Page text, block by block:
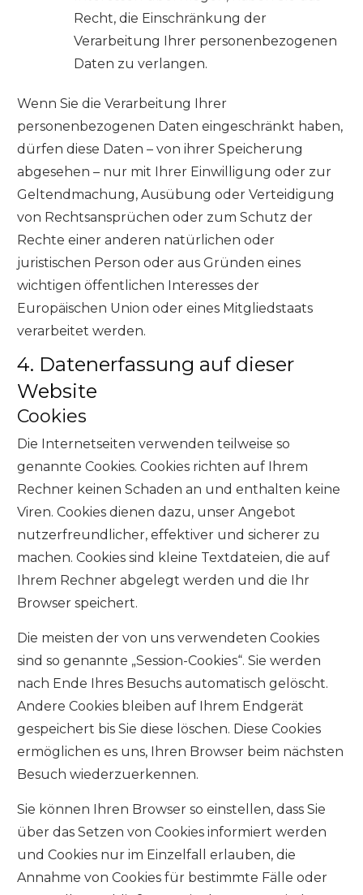
Recht, die Einschränkung der
Verarbeitung Ihrer personenbezogenen
Daten zu verlangen.
Wenn Sie die Verarbeitung Ihrer
personenbezogenen Daten eingeschränkt haben,
dürfen diese Daten – von ihrer Speicherung
abgesehen – nur mit Ihrer Einwilligung oder zur
Geltendmachung, Ausübung oder Verteidigung
von Rechtsansprüchen oder zum Schutz der
Rechte einer anderen natürlichen oder
juristischen Person oder aus Gründen eines
wichtigen öffentlichen Interesses der
Europäischen Union oder eines Mitgliedstaats
verarbeitet werden.
4. Datenerfassung auf dieser
Website
Cookies
Die Internetseiten verwenden teilweise so
genannte Cookies. Cookies richten auf Ihrem
Rechner keinen Schaden an und enthalten keine
Viren. Cookies dienen dazu, unser Angebot
nutzerfreundlicher, effektiver und sicherer zu
machen. Cookies sind kleine Textdateien, die auf
Ihrem Rechner abgelegt werden und die Ihr
Browser speichert.
Die meisten der von uns verwendeten Cookies
sind so genannte „Session-Cookies“. Sie werden
nach Ende Ihres Besuchs automatisch gelöscht.
Andere Cookies bleiben auf Ihrem Endgerät
gespeichert bis Sie diese löschen. Diese Cookies
ermöglichen es uns, Ihren Browser beim nächsten
Besuch wiederzuerkennen.
Sie können Ihren Browser so einstellen, dass Sie
über das Setzen von Cookies informiert werden
und Cookies nur im Einzelfall erlauben, die
Annahme von Cookies für bestimmte Fälle oder